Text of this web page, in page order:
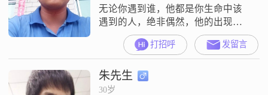
无论你遇到谁，他都是你生命中该
遇到的人，绝非偶然，他的出现一
定会教会你什么！
打招呼 发留言
朱先生
30岁